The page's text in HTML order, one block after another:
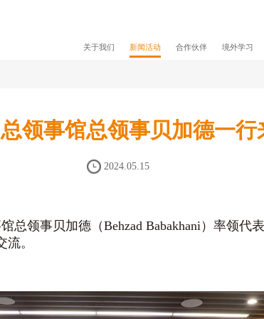
关于我们 新闻活动 合作伙伴 境外学习
领事馆总领事贝加德一行
2024.05.15
总领事贝加德（Behzad Babakhani）率领代
。